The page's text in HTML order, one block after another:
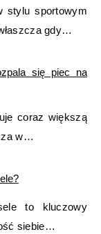
stylu sportowym
gdy…
się piec na
coraz większą
w…
to kluczowy
siebie…